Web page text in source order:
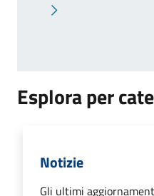
Pagina successiva
Esplora per
Notizie
Gli ultimi